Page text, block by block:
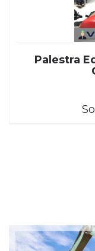
Palestra